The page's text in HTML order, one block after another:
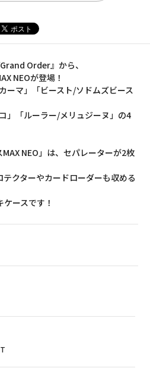
Order』から、
NEOが登場！
ーマ」「ビースト/ソドムズビース
」「ルーラー/メリュジーヌ」の4
MAX NEO」は、セパレーターが2枚
クターやカードローダーも収める
ースです！